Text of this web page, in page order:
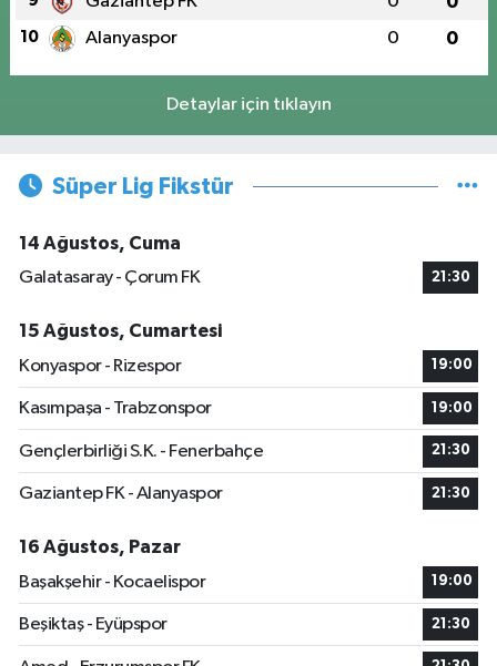
10 Alanyaspor 0 0
Detaylar için tıklayın
Süper Lig Fikstür
14 Ağustos, Cuma
Galatasaray - Çorum FK
21:30
15 Ağustos, Cumartesi
Konyaspor - Rizespor
19:00
Kasımpaşa - Trabzonspor 19:00
Gençlerbirliği S.K. - Fenerbahçe 21:30
Gaziantep FK - Alanyaspor 21:30
16 Ağustos, Pazar
Başakşehir - Kocaelispor
19:00
Beşiktaş - Eyüpspor 21:30